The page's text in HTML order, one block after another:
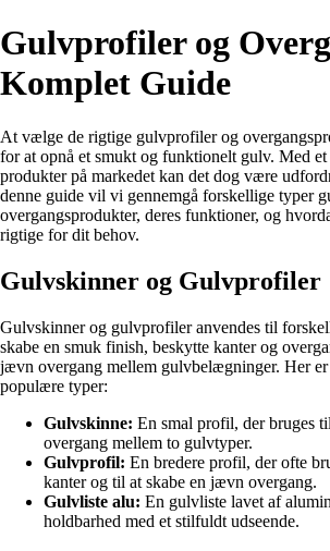
Gulvprofiler og
Komplet Guide
At vælge de rigtige gulvprofiler og
for at opnå et smukt og funktionelt gulv. Med
produkter på markedet kan det dog være
denne guide vil vi gennemgå forskellige typer
overgangsprodukter, deres funktioner, og
rigtige for dit behov.
Gulvskinner og Gulvprofiler
Gulvskinner og gulvprofiler anvendes til
skabe en smuk finish, beskytte kanter og
jævn overgang mellem gulvbelægninger. Her er
populære typer:
Gulvskinne: En smal profil, der bruges
overgang mellem to gulvtyper.
Gulvprofil: En bredere profil, der ofte
kanter og til at skabe en jævn overgang.
Gulvliste alu: En gulvliste lavet af
holdbarhed med et stilfuldt udseende.